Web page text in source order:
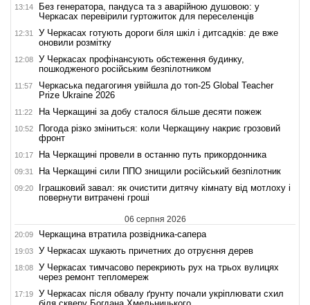
13:14
Без генератора, пандуса та з аварійною душовою: у
Черкасах перевірили гуртожиток для переселенців
12:31
У Черкасах готують дороги біля шкіл і дитсадків: де вже
оновили розмітку
12:08
У Черкасах профінансують обстеження будинку,
пошкодженого російським безпілотником
11:57
Черкаська педагогиня увійшла до топ-25 Global Teacher
Prize Ukraine 2026
11:22 На Черкащині за добу сталося більше десяти пожеж
10:52
Погода різко зміниться: коли Черкащину накриє грозовий
фронт
10:17 На Черкащині провели в останню путь прикордонника
09:31 На Черкащині сили ППО знищили російський безпілотник
09:20
Іграшковий завал: як очистити дитячу кімнату від мотлоху і
повернути витрачені гроші
06 серпня 2026
20:09 Черкащина втратила розвідника-сапера
19:03 У Черкасах шукають причетних до отруєння дерев
18:08
У Черкасах тимчасово перекриють рух на трьох вулицях
через ремонт тепломереж
17:19
У Черкасах після обвалу ґрунту почали укріплювати схил